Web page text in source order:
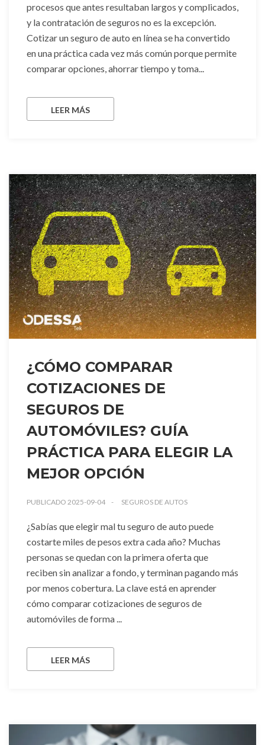
procesos que antes resultaban largos y complicados,
y la contratación de seguros no es la excepción.
Cotizar un seguro de auto en línea se ha convertido
en una práctica cada vez más común porque permite
comparar opciones, ahorrar tiempo y toma...
LEER MÁS
¿CÓMO COMPARAR
COTIZACIONES DE
SEGUROS DE
AUTOMÓVILES? GUÍA
PRÁCTICA PARA ELEGIR LA
MEJOR OPCIÓN
PUBLICADO 2025-09-04 SEGUROS DE AUTOS
¿Sabías que elegir mal tu seguro de auto puede
costarte miles de pesos extra cada año? Muchas
personas se quedan con la primera oferta que
reciben sin analizar a fondo, y terminan pagando más
por menos cobertura. La clave está en aprender
cómo comparar cotizaciones de seguros de
automóviles de forma ...
LEER MÁS